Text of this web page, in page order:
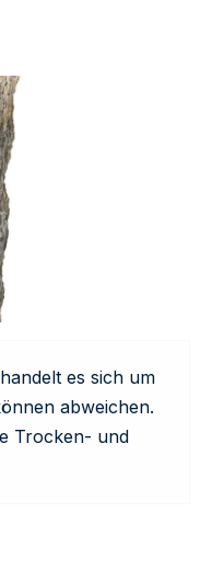
es sich um
abweichen.
Trocken- und